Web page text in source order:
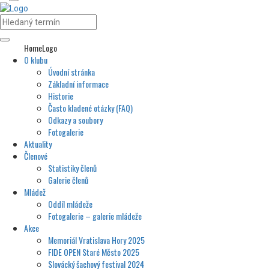
HomeLogo
O klubu
Úvodní stránka
Základní informace
Historie
Často kladené otázky (FAQ)
Odkazy a soubory
Fotogalerie
Aktuality
Členové
Statistiky členů
Galerie členů
Mládež
Oddíl mládeže
Fotogalerie – galerie mládeže
Akce
Memoriál Vratislava Hory 2025
FIDE OPEN Staré Město 2025
Slovácký šachový festival 2024